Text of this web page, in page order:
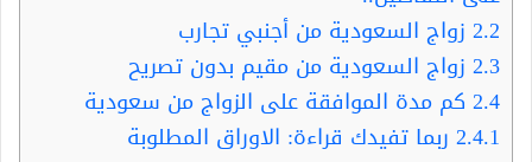
2.2 زواج السعودية من أجنبي تجارب
2.3 زواج السعودية من مقيم بدون تصريح
2.4 كم مدة الموافقة على الزواج من سعودية
2.4.1 ربما تفيدك قراءة: الاوراق المطلوبة